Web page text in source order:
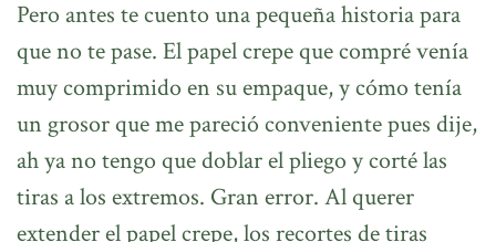
Pero antes te cuento una pequeña historia para
que no te pase. El papel crepe que compré venía
muy comprimido en su empaque, y cómo tenía
un grosor que me pareció conveniente pues dije,
ah ya no tengo que doblar el pliego y corté las
tiras a los extremos. Gran error. Al querer
extender el papel crepe, los recortes de tiras